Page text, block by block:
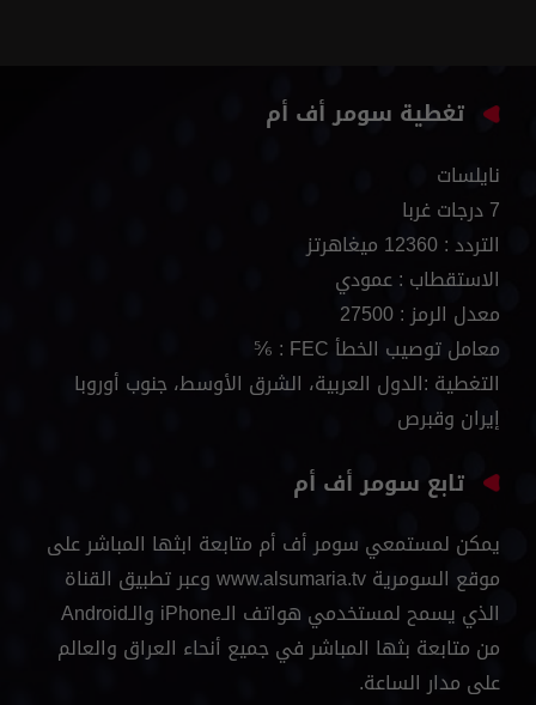
تغطية سومر أف أم
نايلسات
7 درجات غربا
التردد : 12360 ميغاهرتز
الاستقطاب : عمودي
معدل الرمز : 27500
معامل توصيب الخطأ FEC : ⅚
التغطية :الدول العربية، الشرق الأوسط، جنوب أوروبا
إيران وقبرص
تابع سومر أف أم
يمكن لمستمعي سومر أف أم متابعة ابثها المباشر على
موقع السومريةwww.alsumaria.tvوعبر تطبيق القناة
الذي يسمح لمستخدمي هواتف الـiPhone والـAndroid
من متابعة بثها المباشر في جميع أنحاء العراق والعالم
على مدار الساعة.